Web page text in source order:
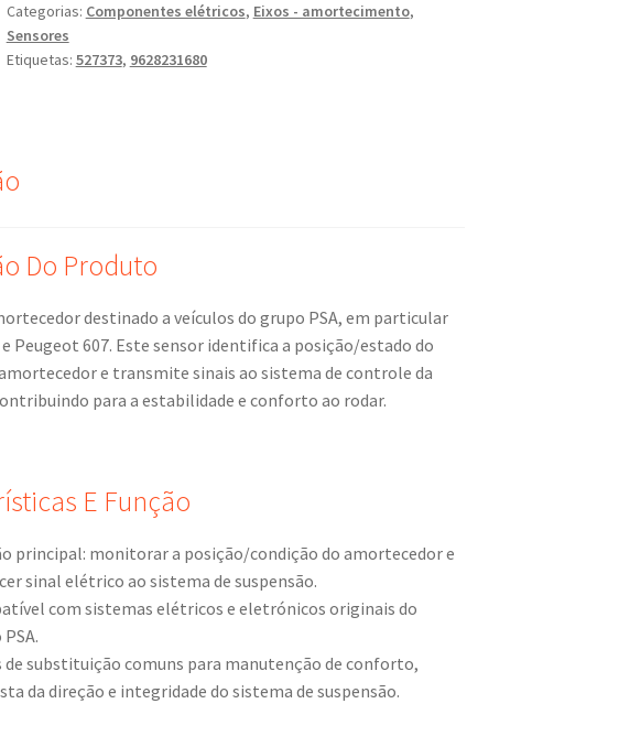
Peugeot
407
607
Categorias: Componentes elétricos, Eixos - amortecimento,
Sensores
Etiquetas: 527373, 9628231680
Do Produto
destinado a veículos do grupo PSA, em particular
Peugeot 607. Este sensor identifica a posição/estado do
e transmite sinais ao sistema de controle da
para a estabilidade e conforto ao rodar.
E Função
principal: monitorar a posição/condição do amortecedor e
sinal elétrico ao sistema de suspensão.
com sistemas elétricos e eletrónicos originais do
de substituição comuns para manutenção de conforto,
da direção e integridade do sistema de suspensão.